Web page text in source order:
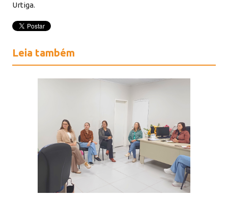
Urtiga.
Leia também